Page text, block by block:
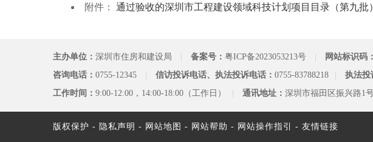
附件： 通过验收的深圳市工程建设领域科技计划项目目录（第九批
主办单位： 深圳市住房和建设局 备案号： 粤ICP备2023053213号 网站标识码：
咨询电话： 0755-12345 信访投诉电话、执法投诉电话： 0755-83788218 执法投
工作时间： 9:00-12:00，14:00-18:00（工作日） 通讯地址： 深圳市福田区振兴路1
版权保护 - 隐私声明 - 网站地图 - 网站帮助 - 网站操作指引 - 友情链接